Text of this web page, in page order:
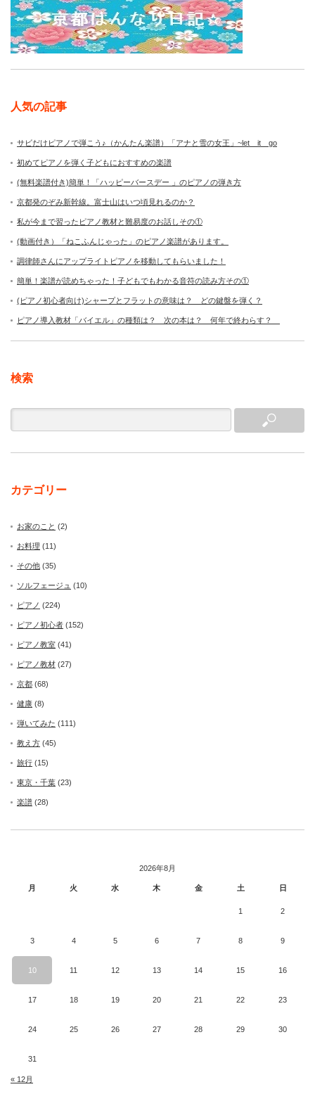
人気の記事
サビだけピアノで弾こう♪（かんたん楽譜）「アナと雪の女王」~let it go
初めてピアノを弾く子どもにおすすめの楽譜
(無料楽譜付き)簡単！「ハッピーバースデー 」のピアノの弾き方
京都発のぞみ新幹線。富士山はいつ頃見れるのか？
私が今まで習ったピアノ教材と難易度のお話しその①
(動画付き）「ねこふんじゃった」のピアノ楽譜があります。
調律師さんにアップライトピアノを移動してもらいました！
簡単！楽譜が読めちゃった！子どもでもわかる音符の読み方その①
(ピアノ初心者向け)シャープとフラットの意味は？ どの鍵盤を弾く？
ピアノ導入教材「バイエル」の種類は？ 次の本は？ 何年で終わらす？
検索
カテゴリー
お家のこと (2)
お料理 (11)
その他 (35)
ソルフェージュ (10)
ピアノ (224)
ピアノ初心者 (152)
ピアノ教室 (41)
ピアノ教材 (27)
京都 (68)
健康 (8)
弾いてみた (111)
教え方 (45)
旅行 (15)
東京・千葉 (23)
楽譜 (28)
2026年8月
月 火 水 木 金 土 日
1 2
3 4 5 6 7 8 9
10 11 12 13 14 15 16
17 18 19 20 21 22 23
24 25 26 27 28 29 30
31
« 12月